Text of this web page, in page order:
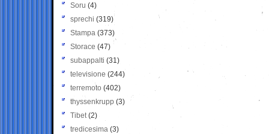
Soru (4)
sprechi (319)
Stampa (373)
Storace (47)
subappalti (31)
televisione(244)
terremoto (402)
thyssenkrupp (3)
Tibet(2)
tredicesima (3)